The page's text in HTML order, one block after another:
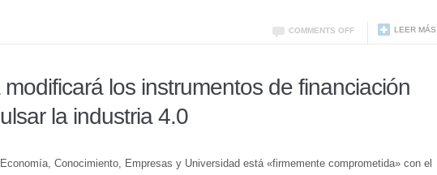
LEER MÁS
COMMENTS OFF
los instrumentos de financiación
la industria 4.0
Conocimiento, Empresas y Universidad está «firmemente comprometida» con el